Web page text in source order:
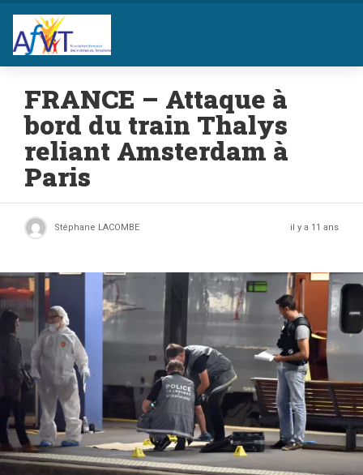
FRANCE – Attaque à
bord du train Thalys
reliant Amsterdam à
Paris
Stéphane LACOMBE il y a 11 ans